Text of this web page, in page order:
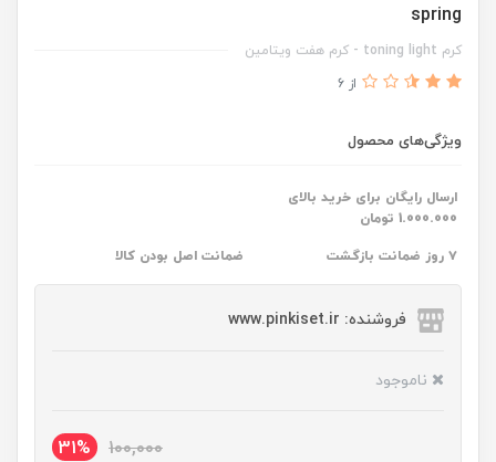
spring
کرم toning light - کرم هفت ویتامین
از 6
ویژگی‌های محصول
ارسال رایگان برای خرید بالای
1.000.000 تومان
۷ روز ضمانت بازگشت ضمانت اصل بودن کالا
فروشنده: www.pinkiset.ir
ناموجود
100,000
31%